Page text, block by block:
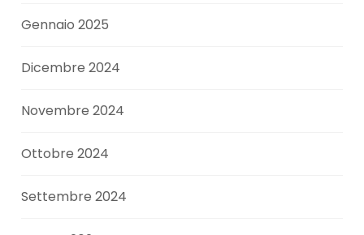
Gennaio 2025
Dicembre 2024
Novembre 2024
Ottobre 2024
Settembre 2024